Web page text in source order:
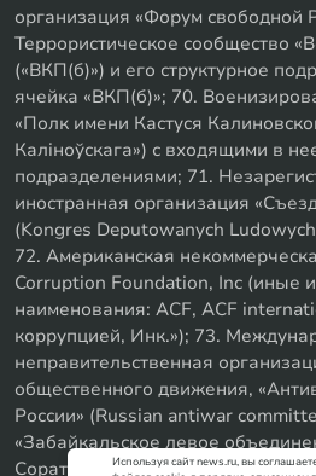
организация «Форум свободной
Террористическое сообщество
(«ВКП(б)») и его структурное
ячейка «ВКП(б)»; 70.
«Полк имени Кастуся
Калiноўскага») с входящими в
подразделениями; 71.
иностранная организация
(Kongres Deputowanych
72. Американская
Corruption Foundation, Inc (иные
наименования: ACF, ACF
коррупцией, Инк.»); 73.
неправительственная
общественного движения,
России» (Russian antiwar
«Забайкальское левое
Соратники с Уфы»Используя сайт news.ru, вы